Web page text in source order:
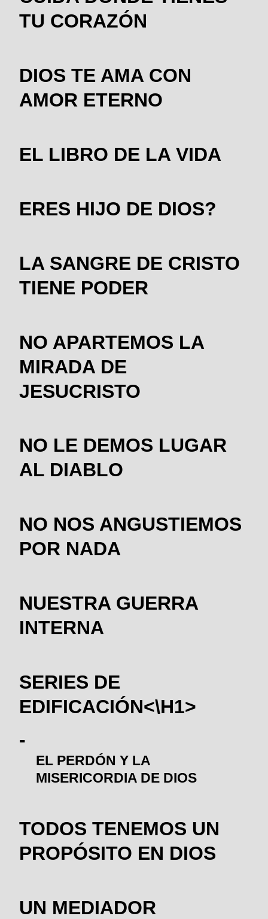
TU CORAZÓN
DIOS TE AMA CON
AMOR ETERNO
EL LIBRO DE LA VIDA
ERES HIJO DE DIOS?
LA SANGRE DE CRISTO
TIENE PODER
NO APARTEMOS LA
MIRADA DE
JESUCRISTO
NO LE DEMOS LUGAR
AL DIABLO
NO NOS ANGUSTIEMOS
POR NADA
NUESTRA GUERRA
INTERNA
SERIES DE
EDIFICACIÓN<\H1>
EL PERDÓN Y LA
MISERICORDIA DE DIOS
TODOS TENEMOS UN
PROPÓSITO EN DIOS
UN MEDIADOR